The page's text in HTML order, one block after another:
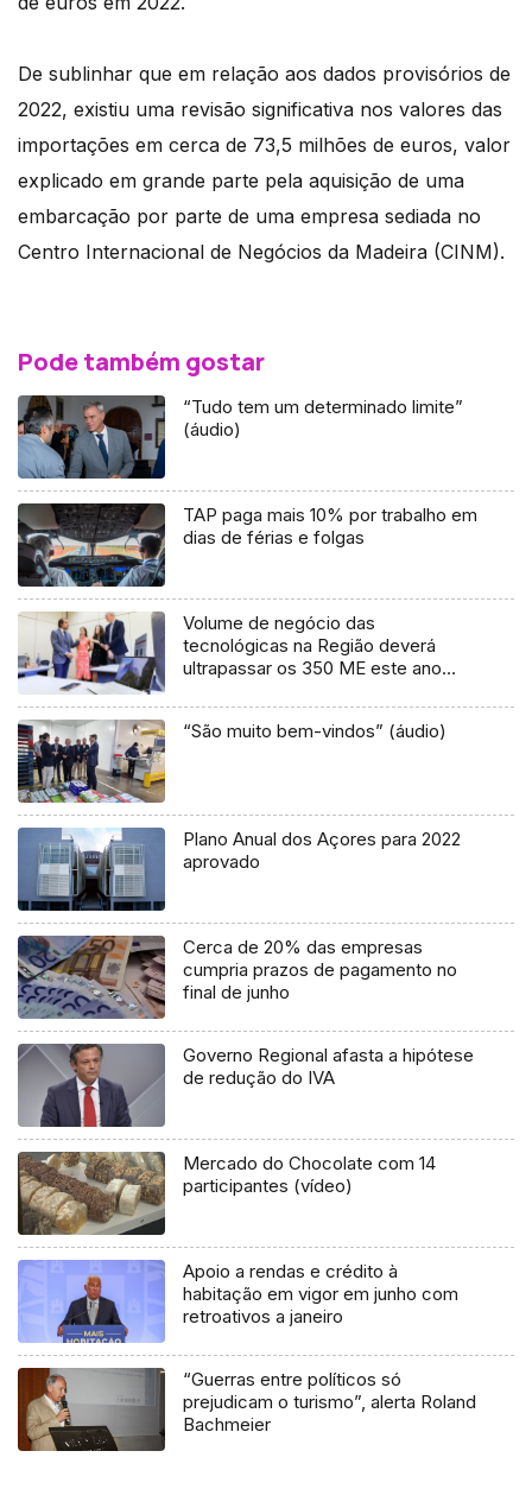
De sublinhar que em relação aos dados provisórios de
2022, existiu uma revisão significativa nos valores das
importações em cerca de 73,5 milhões de euros, valor
explicado em grande parte pela aquisição de uma
embarcação por parte de uma empresa sediada no
Centro Internacional de Negócios da Madeira (CINM).
Pode também gostar
“Tudo tem um determinado limite”
(áudio)
TAP paga mais 10% por trabalho em
dias de férias e folgas
Volume de negócio das
tecnológicas na Região deverá
ultrapassar os 350 ME este ano
“São muito bem-vindos” (áudio)
Plano Anual dos Açores para 2022
aprovado
Cerca de 20% das empresas
cumpria prazos de pagamento no
final de junho
Governo Regional afasta a hipótese
de redução do IVA
Mercado do Chocolate com 14
participantes (vídeo)
Apoio a rendas e crédito à
habitação em vigor em junho com
retroativos a janeiro
“Guerras entre políticos só
prejudicam o turismo”, alerta Roland
Bachmeier